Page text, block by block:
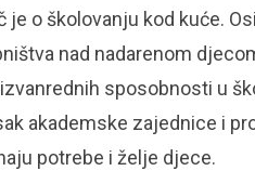
je o školovanju kod kuće.
nad nadarenom
sposobnosti u
akademske zajednice i
potrebe i želje djece.